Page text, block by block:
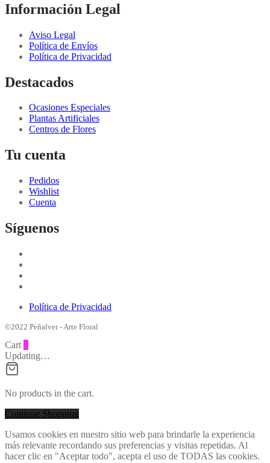
Información Legal
Aviso Legal
Política de Envíos
Política de Privacidad
Destacados
Ocasiones Especiales
Plantas Artificiales
Centros de Flores
Tu cuenta
Pedidos
Wishlist
Cuenta
Síguenos
Política de Privacidad
©2022 Peñalver - Arte Floral
Cart
Updating…
No products in the cart.
Continue Shopping
Usamos cookies en nuestro sitio web para brindarle la experiencia
más relevante recordando sus preferencias y visitas repetidas. Al
hacer clic en "Aceptar todo", acepta el uso de TODAS las cookies.